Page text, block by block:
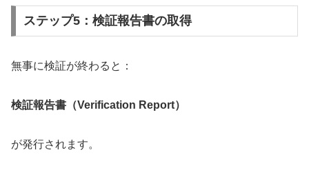
ステップ5：検証報告書の取得
無事に検証が終わると：
検証報告書（Verification Report）
が発行されます。